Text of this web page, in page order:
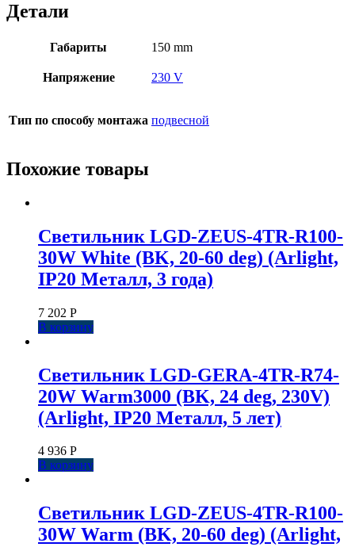
Детали
Габариты 150 mm
Напряжение 230 V
Тип по способу монтажа подвесной
Похожие товары
Светильник LGD-ZEUS-4TR-R100-
30W White (BK, 20-60 deg) (Arlight,
IP20 Металл, 3 года)
7 202 Р
В корзину
Светильник LGD-GERA-4TR-R74-
20W Warm3000 (BK, 24 deg, 230V)
(Arlight, IP20 Металл, 5 лет)
4 936 Р
В корзину
Светильник LGD-ZEUS-4TR-R100-
30W Warm (BK, 20-60 deg) (Arlight,